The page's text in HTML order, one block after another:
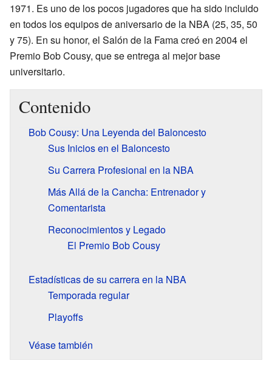
1971. Es uno de los pocos jugadores que ha sido incluido
en todos los equipos de aniversario de la NBA (25, 35, 50
y 75). En su honor, el Salón de la Fama creó en 2004 el
Premio Bob Cousy, que se entrega al mejor base
universitario.
Contenido
Bob Cousy: Una Leyenda del Baloncesto
Sus Inicios en el Baloncesto
Su Carrera Profesional en la NBA
Más Allá de la Cancha: Entrenador y
Comentarista
Reconocimientos y Legado
El Premio Bob Cousy
Estadísticas de su carrera en la NBA
Temporada regular
Playoffs
Véase también